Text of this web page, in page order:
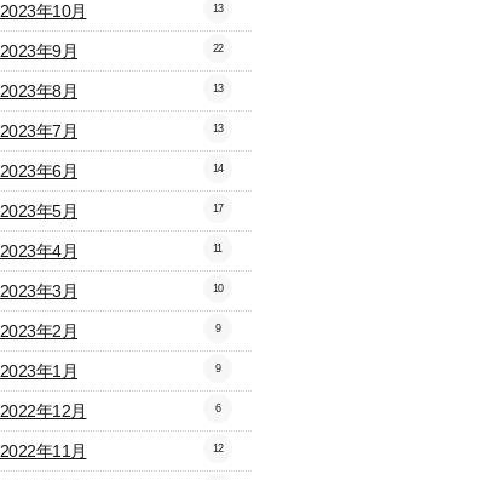
2023年10月 13
2023年9月 22
2023年8月 13
2023年7月 13
2023年6月 14
2023年5月 17
2023年4月 11
2023年3月 10
2023年2月 9
2023年1月 9
2022年12月 6
2022年11月 12